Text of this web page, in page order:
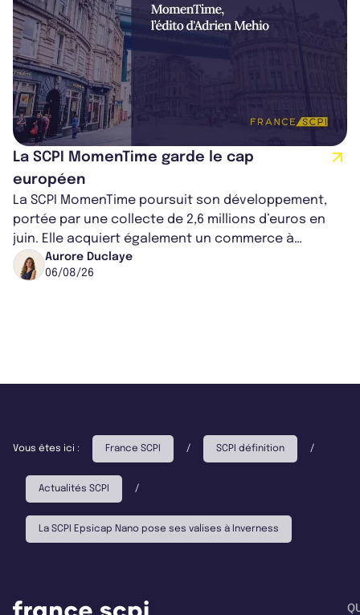
La SCPI MomenTime garde le cap
européen
La SCPI MomenTime poursuit son développement,
portée par une collecte de 2,6 millions d’euros en
juin. Elle acquiert également un commerce à
Worcester, place une plateforme logisti...
Aurore Duclaye
06/08/26
Vous êtes ici : France SCPI / SCPI définition /
Actualités SCPI /
La SCPI Epsicap Nano pose ses valises à Inverness